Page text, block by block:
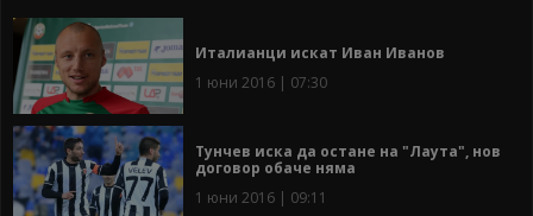
Италианци искат Иван Иванов
1 юни 2016 | 07:30
Тунчев иска да остане на "Лаута", нов
договор обаче няма
1 юни 2016 | 09:11